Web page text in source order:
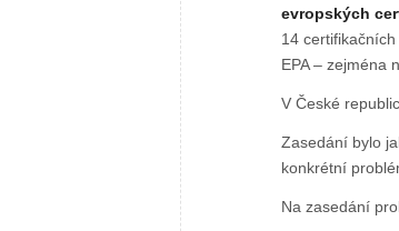
evropských
14
EPA – zejména
V České
Zasedání bylo
konkrétní
Na zasedání